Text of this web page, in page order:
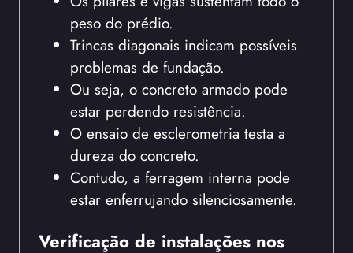
peso do prédio.
Trincas diagonais indicam possíveis
problemas de fundação.
Ou seja, o concreto armado pode
estar perdendo resistência.
O ensaio de esclerometria testa a
dureza do concreto.
Contudo, a ferragem interna pode
estar enferrujando silenciosamente.
Verificação de instalações nos